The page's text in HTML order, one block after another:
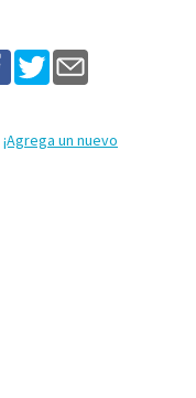
¡Agrega un nuevo